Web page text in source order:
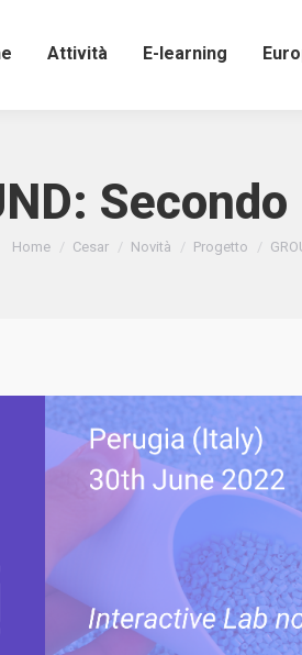
Attività E-learning
Tu sei qui:
Home Cesar Novità Progetto